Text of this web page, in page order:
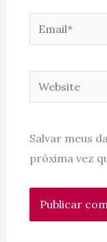
Email*
Website
Salvar meus
próxima vez